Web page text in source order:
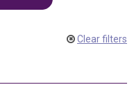
Clear filters